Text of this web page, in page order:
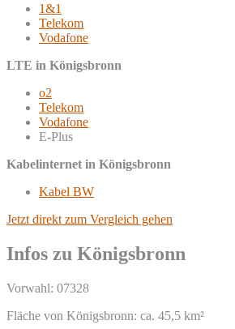
1&1
Telekom
Vodafone
LTE in Königsbronn
o2
Telekom
Vodafone
E-Plus
Kabelinternet in Königsbronn
Kabel BW
Jetzt direkt zum Vergleich gehen
Infos zu Königsbronn
Vorwahl: 07328
Fläche von Königsbronn: ca. 45,5 km²